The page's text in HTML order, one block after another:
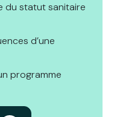
du statut sanitaire
d’une
programme